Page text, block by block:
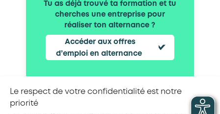
Tu as déjà trouvé ta formation et tu
cherches une entreprise pour
réaliser ton alternance ?
Accéder aux offres
d’emploi en alternance
Le respect de votre confidentialité est notre
priorité